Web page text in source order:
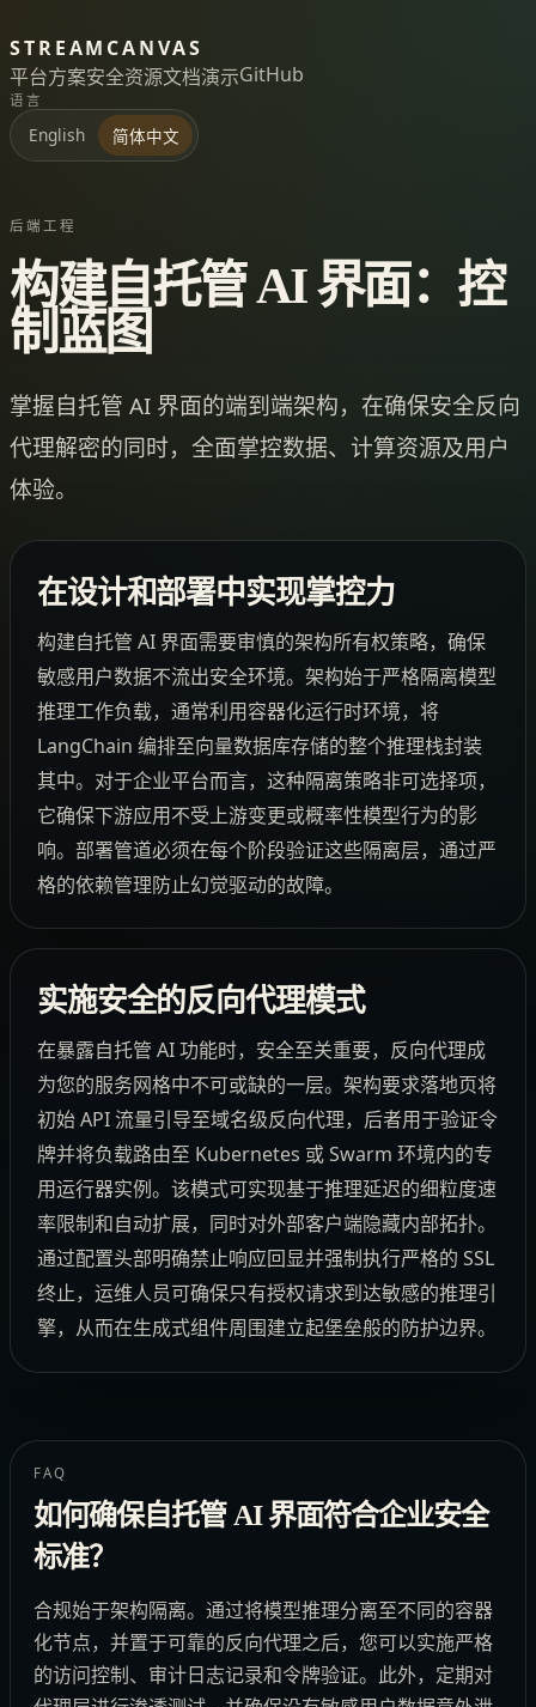
STREAMCANVAS
平台方案安全资源文档演示GitHub
语言
English 简体中文
后端工程
构建自托管 AI 界面：控
制蓝图
掌握自托管 AI 界面的端到端架构，在确保安全反向
代理解密的同时，全面掌控数据、计算资源及用户
体验。
在设计和部署中实现掌控力
构建自托管 AI 界面需要审慎的架构所有权策略，确保
敏感用户数据不流出安全环境。架构始于严格隔离模型
推理工作负载，通常利用容器化运行时环境，将
LangChain 编排至向量数据库存储的整个推理栈封装
其中。对于企业平台而言，这种隔离策略非可选择项，
它确保下游应用不受上游变更或概率性模型行为的影
响。部署管道必须在每个阶段验证这些隔离层，通过严
格的依赖管理防止幻觉驱动的故障。
实施安全的反向代理模式
在暴露自托管 AI 功能时，安全至关重要，反向代理成
为您的服务网格中不可或缺的一层。架构要求落地页将
初始 API 流量引导至域名级反向代理，后者用于验证令
牌并将负载路由至 Kubernetes 或 Swarm 环境内的专
用运行器实例。该模式可实现基于推理延迟的细粒度速
率限制和自动扩展，同时对外部客户端隐藏内部拓扑。
通过配置头部明确禁止响应回显并强制执行严格的 SSL
终止，运维人员可确保只有授权请求到达敏感的推理引
擎，从而在生成式组件周围建立起堡垒般的防护边界。
FAQ
如何确保自托管 AI 界面符合企业安全
标准？
合规始于架构隔离。通过将模型推理分离至不同的容器
化节点，并置于可靠的反向代理之后，您可以实施严格
的访问控制、审计日志记录和令牌验证。此外，定期对